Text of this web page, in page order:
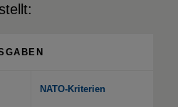
NATO-Kriterien